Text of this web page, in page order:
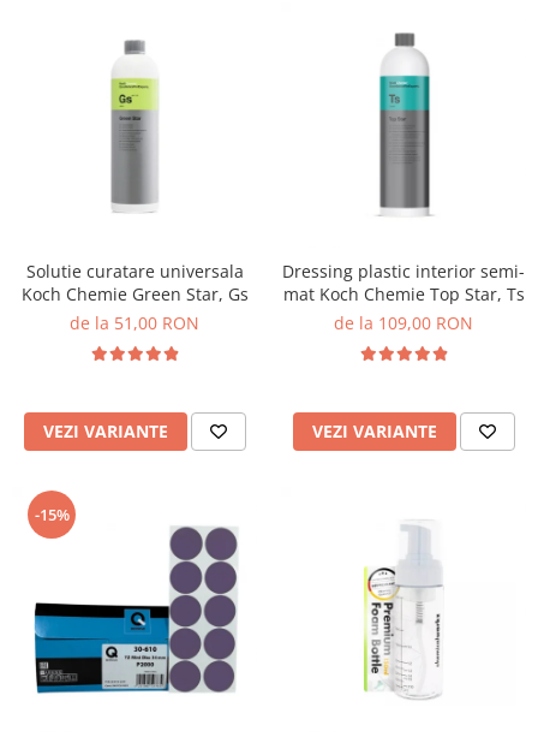
Solutie curatare universala
Koch Chemie Green Star, Gs
de la 51,00 RON
VEZI VARIANTE
Dressing plastic interior semi-
mat Koch Chemie Top Star, Ts
de la 109,00 RON
VEZI VARIANTE
-15%